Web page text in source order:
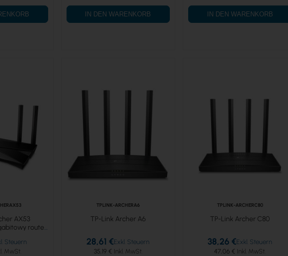
IN DEN WARENKORB IN DEN WARENKORB
AX53
router
TPLINK-ARCHERA6
TP-Link Archer A6
35,19 €
28,61 €
TPLINK-ARCHERC80
TP-Link Archer C80
47,06 €
38,26 €